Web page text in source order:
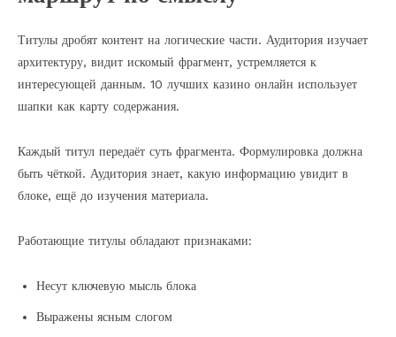
Титулы дробят контент на логические части. Аудитория изучает
архитектуру, видит искомый фрагмент, устремляется к
интересующей данным. 10 лучших казино онлайн использует
шапки как карту содержания.
Каждый титул передаёт суть фрагмента. Формулировка должна
быть чёткой. Аудитория знает, какую информацию увидит в
блоке, ещё до изучения материала.
Работающие титулы обладают признаками:
Несут ключевую мысль блока
Выражены ясным слогом